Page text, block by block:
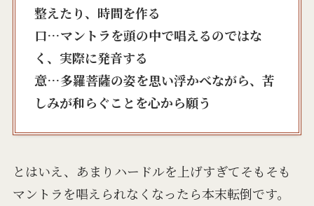
整えたり、時間を作る
口…マントラを頭の中で唱えるのではな
く、実際に発音する
意…多羅菩薩の姿を思い浮かべながら、苦
しみが和らぐことを心から願う
とはいえ、あまりハードルを上げすぎてそもそも
マントラを唱えられなくなったら本末転倒です。